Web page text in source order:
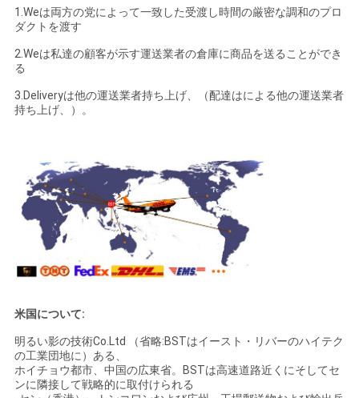
1.Weは両方の党によって一致した受渡し時間の厳密な調和のプロ
ダクトを渡す
2.Weは私達の顧客が示す運送業者の倉庫に商品を送ることができ
る
3.Deliveryは他の運送業者持ち上げ、（配達はによる他の運送業者
持ち上げ、）。
米国について:
明るい影の技術Co.Ltd （省略:BSTはイースト・リバーのハイテク
の工業団地に）ある、
ホイチョウ都市、中国の広東省。BSTは高速道路近くにそしてセ
ンに隣接して戦略的に取付けられる